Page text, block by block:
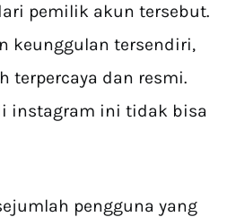
pemilik akun tersebut.
keunggulan tersendiri,
terpercaya dan resmi.
instagram ini tidak bisa
pengguna yang